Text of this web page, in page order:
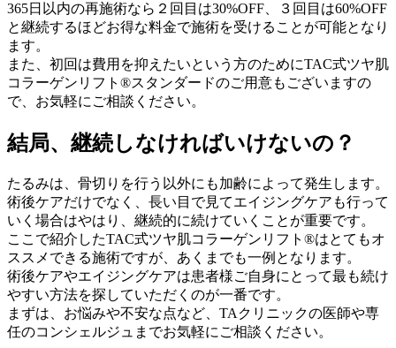
365日以内の再施術なら ２回目は30%OFF
３回目は60%OFF
と継続するほどお得な料金で施術を受けることが可能となり
ます。
また、 初回は費用を抑えたいという方のためにTAC式ツヤ肌
コラーゲンリフト®スタンダードのご用意もございますの
で、お気軽にご相談ください。
結局、継続しなければいけないの？
たるみは、骨切りを行う以外にも加齢によって発生します。
術後ケアだけでなく、長い目で見てエイジングケア も行って
いく場合はやはり、 継続的に続けていくことが重要です。
ここで紹介したTAC式ツヤ肌コラーゲンリフト®はとてもオ
ススメできる施術ですが、あくまでも一例となります。
術後ケアやエイジングケアは患者様ご自身にとって最も続け
やすい方法を探していただくのが一番です。
まずは、お悩みや不安な点など、TAクリニックの医師や専
任のコンシェルジュまでお気軽にご相談ください。